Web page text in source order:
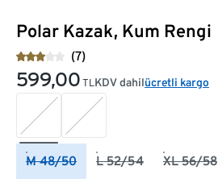
Polar Kazak, Kum Rengi
(7)
599,00 TLKDV dahilücretli kargo
M 48/50 L 52/54 XL 56/58